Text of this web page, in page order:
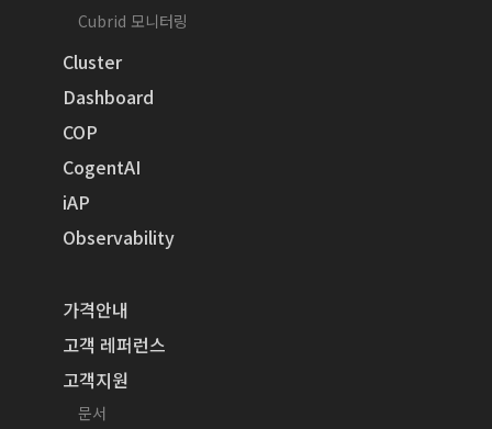
Cubrid 모니터링
Cluster
Dashboard
COP
CogentAI
iAP
Observability
가격안내
고객 레퍼런스
고객지원
문서